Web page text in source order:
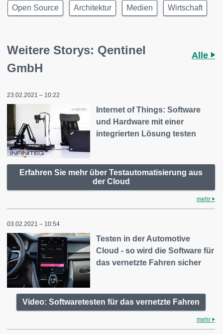
Open Source Architektur Medien Wirtschaft
Weitere Storys: Qentinel
GmbH
Alle
23.02.2021 – 10:22
Internet of Things: Software
und Hardware mit einer
integrierten Lösung testen
Erfahren Sie mehr über Testautomatisierung aus
der Cloud
mehr
03.02.2021 – 10:54
Testen in der Automotive
Cloud - so wird die Software für
das vernetzte Fahren sicher
Video: Softwaretesten für das vernetzte Fahren
mehr